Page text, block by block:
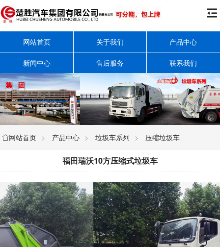

网站首页 关于我们 产品中心
新闻中心 售后服务 联系我们
网站首页 > 产品中心 > 垃圾车系列 > 压缩垃圾车
福田瑞沃10方压缩式垃圾车